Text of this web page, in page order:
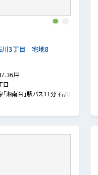
1
川3丁目 宅地8
坪
目
湘南台」駅バス11分 石川